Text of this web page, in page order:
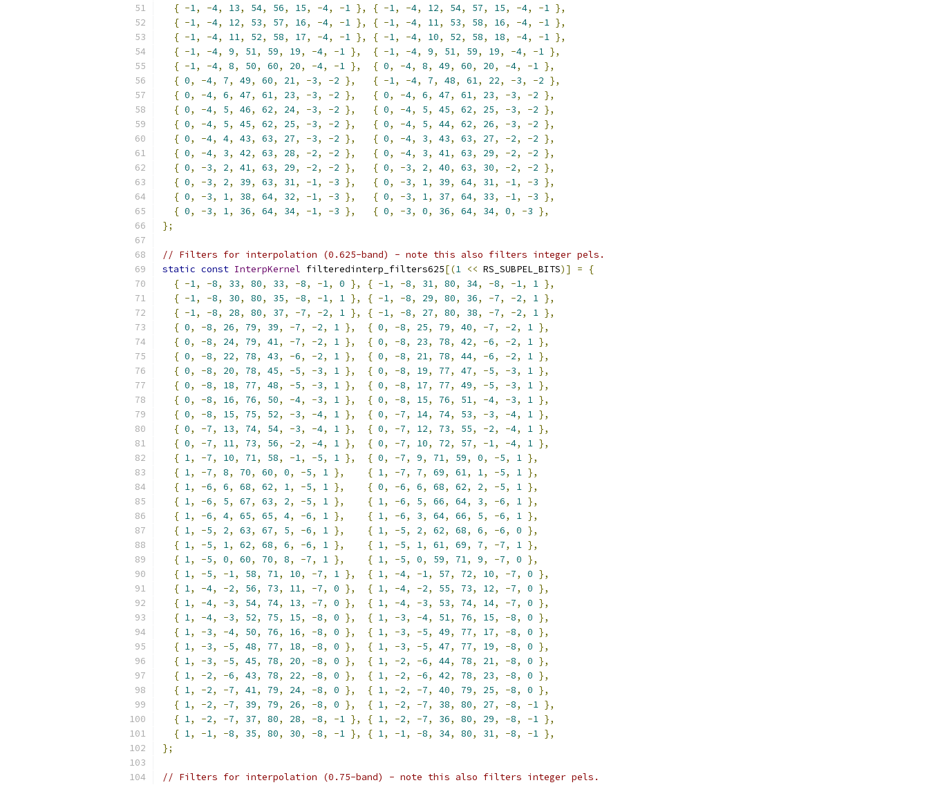
{ -1, -4, 13, 54, 56, 15, -4, -1 }, { -1, -4, 12, 54, 57, 15, -4, -1 },
{ -1, -4, 12, 53, 57, 16, -4, -1 }, { -1, -4, 11, 53, 58, 16, -4, -1 },
{ -1, -4, 11, 52, 58, 17, -4, -1 }, { -1, -4, 10, 52, 58, 18, -4, -1 },
{ -1, -4, 9, 51, 59, 19, -4, -1 }, { -1, -4, 9, 51, 59, 19, -4, -1 },
{ -1, -4, 8, 50, 60, 20, -4, -1 }, { 0, -4, 8, 49, 60, 20, -4, -1 },
{ 0, -4, 7, 49, 60, 21, -3, -2 }, { -1, -4, 7, 48, 61, 22, -3, -2 },
{ 0, -4, 6, 47, 61, 23, -3, -2 }, { 0, -4, 6, 47, 61, 23, -3, -2 },
{ 0, -4, 5, 46, 62, 24, -3, -2 }, { 0, -4, 5, 45, 62, 25, -3, -2 },
{ 0, -4, 5, 45, 62, 25, -3, -2 }, { 0, -4, 5, 44, 62, 26, -3, -2 },
{ 0, -4, 4, 43, 63, 27, -3, -2 }, { 0, -4, 3, 43, 63, 27, -2, -2 },
{ 0, -4, 3, 42, 63, 28, -2, -2 }, { 0, -4, 3, 41, 63, 29, -2, -2 },
{ 0, -3, 2, 41, 63, 29, -2, -2 }, { 0, -3, 2, 40, 63, 30, -2, -2 },
{ 0, -3, 2, 39, 63, 31, -1, -3 }, { 0, -3, 1, 39, 64, 31, -1, -3 },
{ 0, -3, 1, 38, 64, 32, -1, -3 }, { 0, -3, 1, 37, 64, 33, -1, -3 },
{ 0, -3, 1, 36, 64, 34, -1, -3 }, { 0, -3, 0, 36, 64, 34, 0, -3 },
};
// Filters for interpolation (0.625-band) - note this also filters integer pels.
static const InterpKernel filteredinterp_filters625[(1 << RS_SUBPEL_BITS)] =
{
{ -1, -8, 33, 80, 33, -8, -1, 0 }, { -1, -8, 31, 80, 34, -8, -1, 1 },
{ -1, -8, 30, 80, 35, -8, -1, 1 }, { -1, -8, 29, 80, 36, -7, -2, 1 },
{ -1, -8, 28, 80, 37, -7, -2, 1 }, { -1, -8, 27, 80, 38, -7, -2, 1 },
{ 0, -8, 26, 79, 39, -7, -2, 1 }, { 0, -8, 25, 79, 40, -7, -2, 1 },
{ 0, -8, 24, 79, 41, -7, -2, 1 }, { 0, -8, 23, 78, 42, -6, -2, 1 },
{ 0, -8, 22, 78, 43, -6, -2, 1 }, { 0, -8, 21, 78, 44, -6, -2, 1 },
{ 0, -8, 20, 78, 45, -5, -3, 1 }, { 0, -8, 19, 77, 47, -5, -3, 1 },
{ 0, -8, 18, 77, 48, -5, -3, 1 }, { 0, -8, 17, 77, 49, -5, -3, 1 },
{ 0, -8, 16, 76, 50, -4, -3, 1 }, { 0, -8, 15, 76, 51, -4, -3, 1 },
{ 0, -8, 15, 75, 52, -3, -4, 1 }, { 0, -7, 14, 74, 53, -3, -4, 1 },
{ 0, -7, 13, 74, 54, -3, -4, 1 }, { 0, -7, 12, 73, 55, -2, -4, 1 },
{ 0, -7, 11, 73, 56, -2, -4, 1 }, { 0, -7, 10, 72, 57, -1, -4, 1 },
{ 1, -7, 10, 71, 58, -1, -5, 1 }, { 0, -7, 9, 71, 59, 0, -5, 1 },
{ 1, -7, 8, 70, 60, 0, -5, 1 }, { 1, -7, 7, 69, 61, 1, -5, 1 },
{ 1, -6, 6, 68, 62, 1, -5, 1 }, { 0, -6, 6, 68, 62, 2, -5, 1 },
{ 1, -6, 5, 67, 63, 2, -5, 1 }, { 1, -6, 5, 66, 64, 3, -6, 1 },
{ 1, -6, 4, 65, 65, 4, -6, 1 }, { 1, -6, 3, 64, 66, 5, -6, 1 },
{ 1, -5, 2, 63, 67, 5, -6, 1 }, { 1, -5, 2, 62, 68, 6, -6, 0 },
{ 1, -5, 1, 62, 68, 6, -6, 1 }, { 1, -5, 1, 61, 69, 7, -7, 1 },
{ 1, -5, 0, 60, 70, 8, -7, 1 }, { 1, -5, 0, 59, 71, 9, -7, 0 },
{ 1, -5, -1, 58, 71, 10, -7, 1 }, { 1, -4, -1, 57, 72, 10, -7, 0 },
{ 1, -4, -2, 56, 73, 11, -7, 0 }, { 1, -4, -2, 55, 73, 12, -7, 0 },
{ 1, -4, -3, 54, 74, 13, -7, 0 }, { 1, -4, -3, 53, 74, 14, -7, 0 },
{ 1, -4, -3, 52, 75, 15, -8, 0 }, { 1, -3, -4, 51, 76, 15, -8, 0 },
{ 1, -3, -4, 50, 76, 16, -8, 0 }, { 1, -3, -5, 49, 77, 17, -8, 0 },
{ 1, -3, -5, 48, 77, 18, -8, 0 }, { 1, -3, -5, 47, 77, 19, -8, 0 },
{ 1, -3, -5, 45, 78, 20, -8, 0 }, { 1, -2, -6, 44, 78, 21, -8, 0 },
{ 1, -2, -6, 43, 78, 22, -8, 0 }, { 1, -2, -6, 42, 78, 23, -8, 0 },
{ 1, -2, -7, 41, 79, 24, -8, 0 }, { 1, -2, -7, 40, 79, 25, -8, 0 },
{ 1, -2, -7, 39, 79, 26, -8, 0 }, { 1, -2, -7, 38, 80, 27, -8, -1 },
{ 1, -2, -7, 37, 80, 28, -8, -1 }, { 1, -2, -7, 36, 80, 29, -8, -1 },
{ 1, -1, -8, 35, 80, 30, -8, -1 }, { 1, -1, -8, 34, 80, 31, -8, -1 },
};
// Filters for interpolation (0.75-band) - note this also filters integer pels.